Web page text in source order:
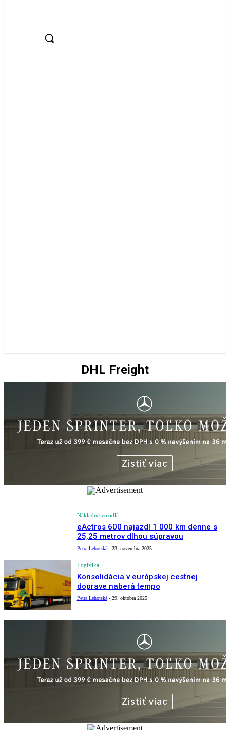
DHL Freight
Nákladné vozidlá
eActros 600 najazdí 1 000 km denne s
25,25 metrov dlhou súpravou
Petra Lehotská - 23. novembra 2025
Logistika
Konsolidácia v európskej cestnej
doprave naberá tempo
Petra Lehotská - 29. októbra 2025